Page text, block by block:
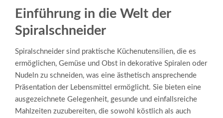
Einführung in die Welt der
Spiralschneider
Spiralschneider sind praktische Küchenutensilien, die es
ermöglichen, Gemüse und Obst in dekorative Spiralen oder
Nudeln zu schneiden, was eine ästhetisch ansprechende
Präsentation der Lebensmittel ermöglicht. Sie bieten eine
ausgezeichnete Gelegenheit, gesunde und einfallsreiche
Mahlzeiten zuzubereiten, die sowohl köstlich als auch